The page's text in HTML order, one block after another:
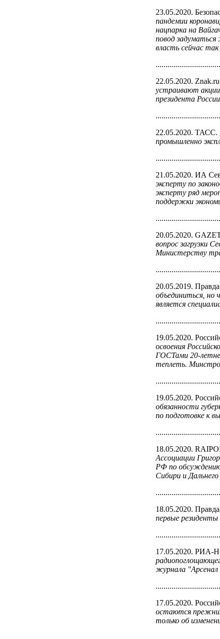
23.05.2020.
пандемии
нацпарка на
повод
власть сейчас
22.05.2020.
устраивают
президента
22.05.2020. ТАСС.
промышленно
21.05.2020. ИА
эксперту по
эксперту ряд
поддержки
20.05.2020.
вопрос загрузки
Министерству
20.05.2019.
объединиться, но
является
19.05.2020.
освоения
ГОСТами 20-
теплеть.
19.05.2020.
обязанности
по подготовке к
18.05.2020.
Ассоциации
РФ по обсуждению
Сибири и
18.05.2020.
первые
17.05.2020. РИА-
журнала
17.05.2020.
остаются
только об